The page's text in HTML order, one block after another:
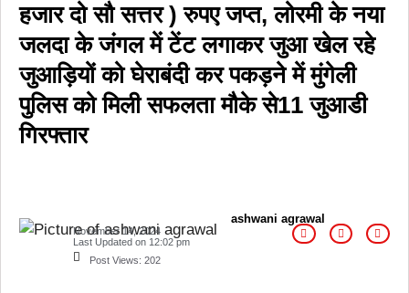
हजार दो सौ सत्तर ) रुपए जप्त, लोरमी के नया
जलदा के जंगल में टेंट लगाकर जुआ खेल रहे
जुआड़ियों को घेराबंदी कर पकड़ने में मुंगेली
पुलिस को मिली सफलता मौके से11 जुआडी
गिरफ्तार
ashwani agrawal
November 14, 2024
Last Updated on 12:02 pm
Post Views: 202